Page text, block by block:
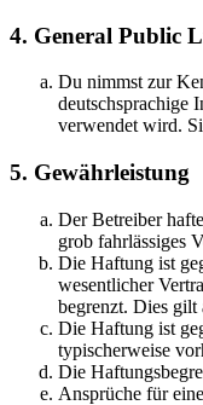
4. General Public
Du nimmst zur
deutschsprachige
verwendet wird.
5. Gewährleistung
Der Betreiber
grob fahrlässiges
Die Haftung ist
wesentlicher
begrenzt. Dies gilt
Die Haftung ist
typischerweise
Die
Ansprüche für